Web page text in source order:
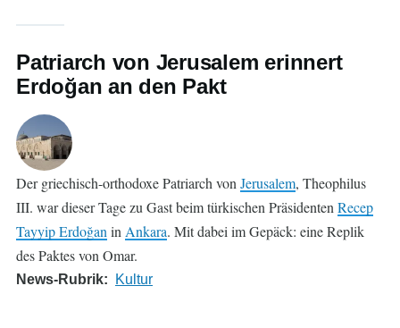
Patriarch von Jerusalem erinnert
Erdoğan an den Pakt
Der griechisch-orthodoxe Patriarch vonJerusalem, Theophilus
III. war dieser Tage zu Gast beim türkischen PräsidentenRecep
Tayyip ErdoğaninAnkara. Mit dabei im Gepäck: eine Replik
des Paktes von Omar.
News-Rubrik Kultur